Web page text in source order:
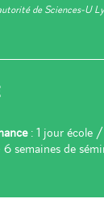
de Sciences-U
: 1 jour école
semaines de